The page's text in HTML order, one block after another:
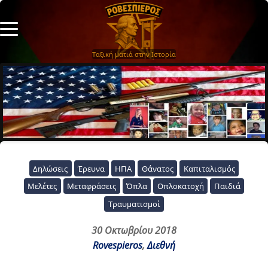
Ταξική ματιά στην Ιστορία
Δηλώσεις Έρευνα ΗΠΑ Θάνατος
Καπιταλισμός
Μελέτες
Μεταφράσεις Όπλα Οπλοκατοχή
Παιδιά
Τραυματισμοί
30 Οκτωβρίου 2018
Rovespieros,Διεθνή